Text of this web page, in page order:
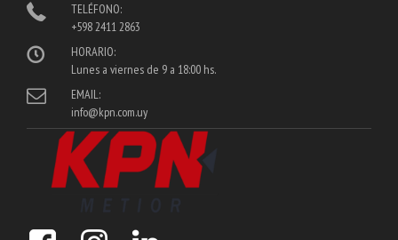
TELÉFONO:
+598 2411 2863
HORARIO:
Lunes a viernes de 9 a 18:00 hs.
EMAIL:
info@kpn.com.uy